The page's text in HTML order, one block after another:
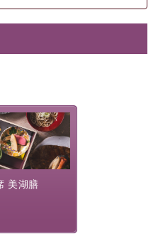
お部屋は段差がない等の
。
変わる諏訪湖を眺めなが
ります。
----------
可能な上、 安心安全にご
・消毒プログラムの基、
美湖膳
の地で特別を
長・神原 裕
創作和会席で
湖の幸...